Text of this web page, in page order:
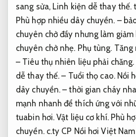
sang sửa, Linh kiện dễ thay thế.
Phù hợp nhiều dây chuyền. –
chuyên chở đầy nhưng làm giảm
chuyên chở nhẹ. Phụ tùng. Tăng
– Tiêu thụ nhiên liệu phải chăng.
dễ thay thế. – Tuổi thọ cao. Nồi
dây chuyền. – thời gian cháy
mạnh nhanh để thích ứng với
tuabin hơi.Vật liệu cơ khí. Phù
chuyền.c.ty CP Nồi hơi Việt